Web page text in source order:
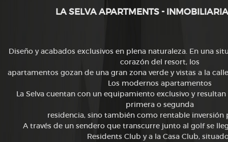
LA SELVA APARTMENTS -
Diseño y acabados exclusivos en plena naturaleza. En una
corazón del resort, los
apartamentos gozan de una gran zona verde y vistas a la
Los modernos apartamentos
La Selva cuentan con un equipamiento exclusivo y
primera o segunda
residencia, sino también como rentable inversión
A través de un sendero que transcurre junto al golf se
Residents Club y a la Casa Club,